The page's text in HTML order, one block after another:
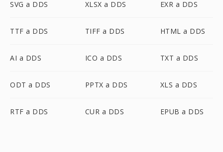
SVG a DDS XLSX a DDS EXR a DDS
TTF a DDS TIFF a DDS HTML a DDS
AI a DDS ICO a DDS TXT a DDS
ODT a DDS PPTX a DDS XLS a DDS
RTF a DDS CUR a DDS EPUB a DDS